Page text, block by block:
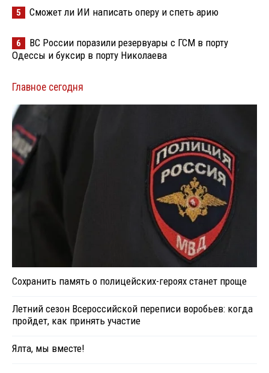
5 Сможет ли ИИ написать оперу и спеть арию
6
ВС России поразили резервуары с ГСМ в порту
Одессы и буксир в порту Николаева
Главное сегодня
Сохранить память о полицейских-героях станет проще
Летний сезон Всероссийской переписи воробьев: когда
пройдет, как принять участие
Ялта, мы вместе!